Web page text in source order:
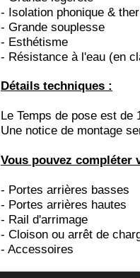
- Isolation phonique &
- Grande souplesse
- Esthétisme
- Résistance à l'eau (en
Détails techniques :
Le Temps de pose est de
Une notice de montage
Vous pouvez
- Portes arrières basses
- Portes arrières hautes
- Rail d'arrimage
- Cloison ou arrêt de
- Accessoires